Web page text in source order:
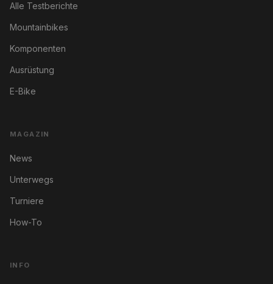
Alle Testberichte
Mountainbikes
Komponenten
Ausrüstung
E-Bike
MAGAZIN
News
Unterwegs
Turniere
How-To
INFO